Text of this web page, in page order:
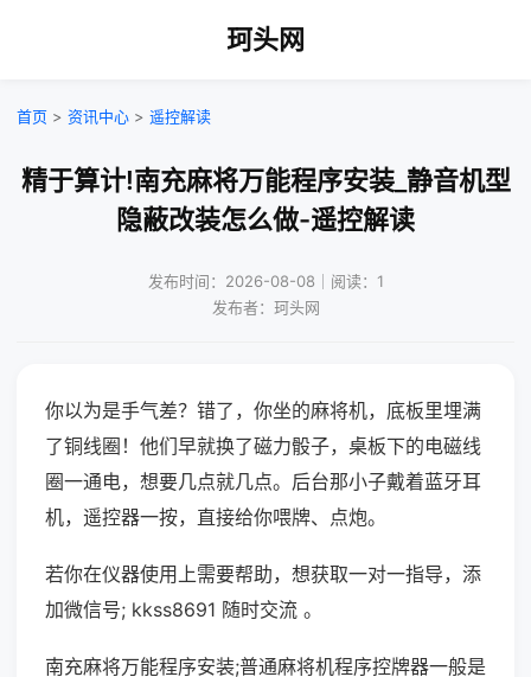
珂头网
首页 > 资讯中心 > 遥控解读
精于算计!南充麻将万能程序安装_静音机型
隐蔽改装怎么做-遥控解读
发布时间：2026-08-08｜阅读：1
发布者：珂头网
你以为是手气差？错了，你坐的麻将机，底板里埋满
了铜线圈！他们早就换了磁力骰子，桌板下的电磁线
圈一通电，想要几点就几点。后台那小子戴着蓝牙耳
机，遥控器一按，直接给你喂牌、点炮。
若你在仪器使用上需要帮助，想获取一对一指导，添
加微信号; kkss8691 随时交流 。
南充麻将万能程序安装;普通麻将机程序控牌器一般是